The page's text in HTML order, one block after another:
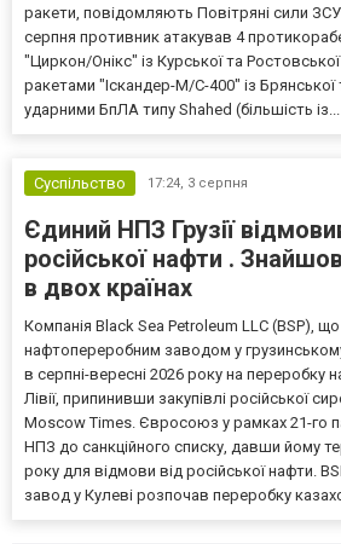
ракети, повідомляють Повітряні сили
серпня противник атакував 4
"Циркон/Онікс" із Курської та
ракетами "Іскандер-М/С-400" із Брянської
ударними БпЛА типу Shahed (більшість із...
Суспільство 17:24, 3 серпня
Єдиний НПЗ Грузії
російської нафти .
в двох країнах
Компанія Black Sea Petroleum LLC (BSP),
нафтопереробним заводом у
в серпні-вересні 2026 року на переробку
Лівії, припинивши закупівлі російської
Moscow Times. Євросоюз у рамках 21-го
НПЗ до санкційного списку, давши йому
року для відмови від російської нафти.
завод у Кулеві розпочав переробку